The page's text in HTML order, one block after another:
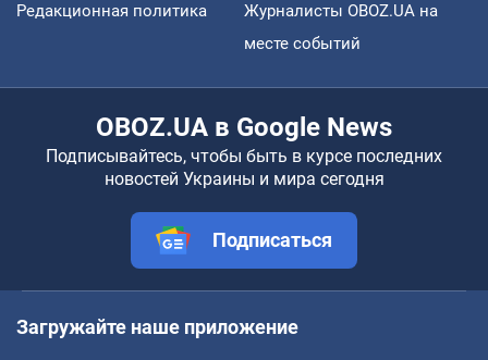
Редакционная политика
Журналисты OBOZ.UA на
месте событий
OBOZ.UA в Google News
Подписывайтесь, чтобы быть в курсе последних
новостей Украины и мира сегодня
Подписаться
Загружайте наше приложение